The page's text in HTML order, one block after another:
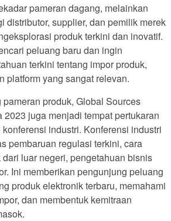
pameran dagang, melainkan
distributor, supplier, dan pemilik merek
produk terkini dan inovatif.
peluang baru dan ingin
terkini tentang impor produk,
platform yang sangat relevan.
produk, Global Sources
2023 juga menjadi tempat pertukaran
industri. Konferensi industri
pembaruan regulasi terkini, cara
luar negeri, pengetahuan bisnis
Ini memberikan pengunjung peluang
produk elektronik terbaru, memahami
dan membentuk kemitraan